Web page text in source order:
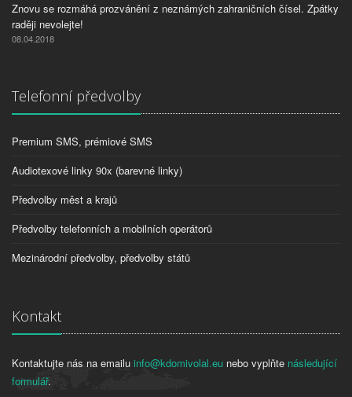
Znovu se rozmáhá prozvánění z neznámých zahraničních čísel. Zpátky
raději nevolejte!
08.04.2018
Telefonní předvolby
Premium SMS, prémiové SMS
Audiotexové linky 90x (barevné linky)
Předvolby měst a krajů
Předvolby telefonních a mobilních operátorů
Mezinárodní předvolby, předvolby států
Kontakt
Kontaktujte nás na emailu info@kdomivolal.eu nebo vyplňte následující
formulář.